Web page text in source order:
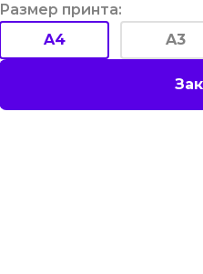
Размер принта:
A4
A3